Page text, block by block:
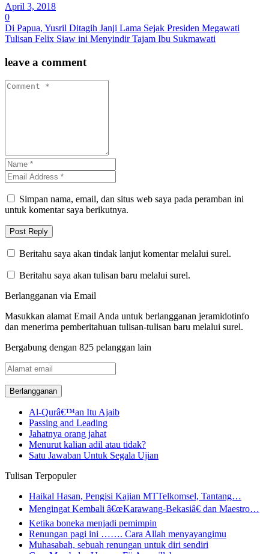
April 3, 2018
0
Di Papua, Yusril Ditagih Janji Lama Sejak Presiden Megawati
Tulisan Felix Siaw ini Menyindir Tajam Ibu Sukmawati
leave a comment
Simpan nama, email, dan situs web saya pada peramban ini
untuk komentar saya berikutnya.
Beritahu saya akan tindak lanjut komentar melalui surel.
Beritahu saya akan tulisan baru melalui surel.
Berlangganan via Email
Masukkan alamat Email Anda untuk berlangganan jeramidotinfo
dan menerima pemberitahuan tulisan-tulisan baru melalui surel.
Bergabung dengan 825 pelanggan lain
Alamat
email
Al-Qurâ€™an Itu Ajaib
Passing and Leading
Jahatnya orang jahat
Menurut kalian adil atau tidak?
Satu Jawaban Untuk Segala Ujian
Tulisan Terpopuler
Haikal Hasan, Pengisi Kajian MTTelkomsel, Tantang…
Mengingat Kembali â€œKarawang-Bekasiâ€ dan Maestro…
Ketika boneka menjadi pemimpin
Renungan pagi ini ……. Cara Allah menyayangimu
Muhasabah, sebuah renungan untuk diri sendiri